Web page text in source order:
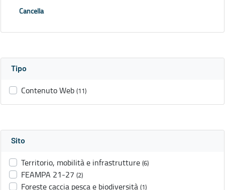
Cancella
Tipo
Contenuto Web (11)
Sito
Territorio, mobilità e infrastrutture (6)
FEAMPA 21-27 (2)
Foreste caccia pesca e biodiversità (1)